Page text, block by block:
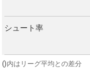
シュート率
()内はリーグ平均との差分